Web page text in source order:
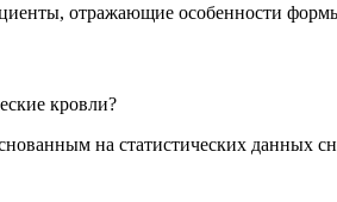
отражающие особенности
кровли?
на статистических данных